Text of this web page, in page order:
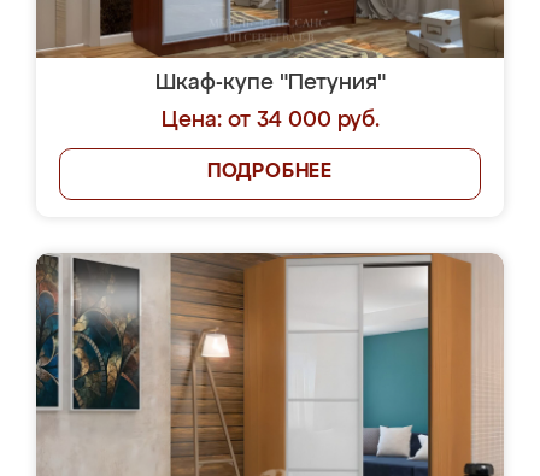
Шкаф-купе "Петуния"
Цена: от 34 000 руб.
ПОДРОБНЕЕ